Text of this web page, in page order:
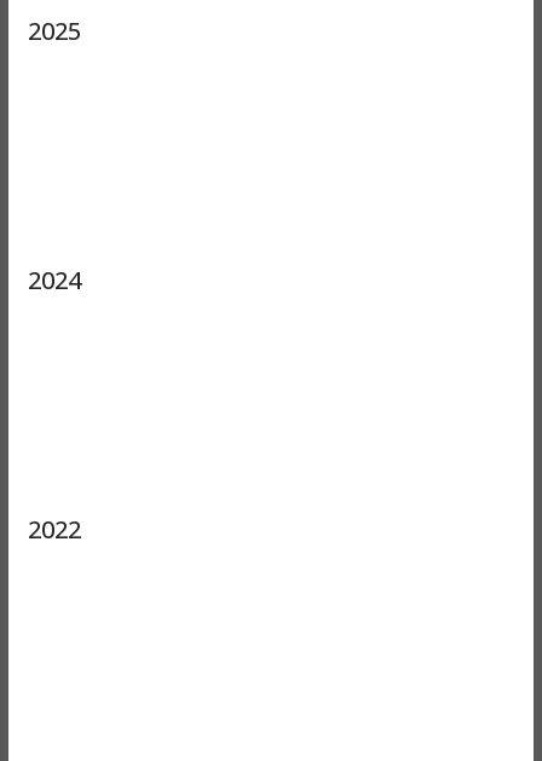
2025
2024
2022